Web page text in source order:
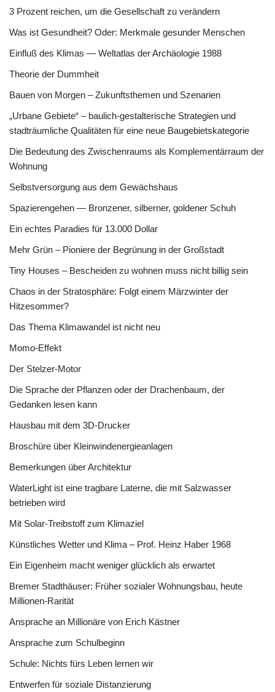
3 Prozent reichen, um die Gesellschaft zu verändern
Was ist Gesundheit? Oder: Merkmale gesunder Menschen
Einfluß des Klimas — Weltatlas der Archäologie 1988
Theorie der Dummheit
Bauen von Morgen – Zukunftsthemen und Szenarien
„Urbane Gebiete“ – baulich-gestalterische Strategien und
stadträumliche Qualitäten für eine neue Baugebietskategorie
Die Bedeutung des Zwischenraums als Komplementärraum der
Wohnung
Selbstversorgung aus dem Gewächshaus
Spazierengehen — Bronzener, silberner, goldener Schuh
Ein echtes Paradies für 13.000 Dollar
Mehr Grün – Pioniere der Begrünung in der Großstadt
Tiny Houses – Bescheiden zu wohnen muss nicht billig sein
Chaos in der Stratosphäre: Folgt einem Märzwinter der
Hitzesommer?
Das Thema Klimawandel ist nicht neu
Momo-Effekt
Der Stelzer-Motor
Die Sprache der Pflanzen oder der Drachenbaum, der
Gedanken lesen kann
Hausbau mit dem 3D-Drucker
Broschüre über Kleinwindenergieanlagen
Bemerkungen über Architektur
WaterLight ist eine tragbare Laterne, die mit Salzwasser
betrieben wird
Mit Solar-Treibstoff zum Klimaziel
Künstliches Wetter und Klima – Prof. Heinz Haber 1968
Ein Eigenheim macht weniger glücklich als erwartet
Bremer Stadthäuser: Früher sozialer Wohnungsbau, heute
Millionen-Rarität
Ansprache an Millionäre von Erich Kästner
Ansprache zum Schulbeginn
Schule: Nichts fürs Leben lernen wir
Entwerfen für soziale Distanzierung